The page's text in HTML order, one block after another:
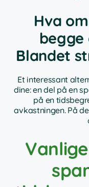
Hva
begge
Blandet
Et interessant
dine: en del på en
på en
avkastningen. På